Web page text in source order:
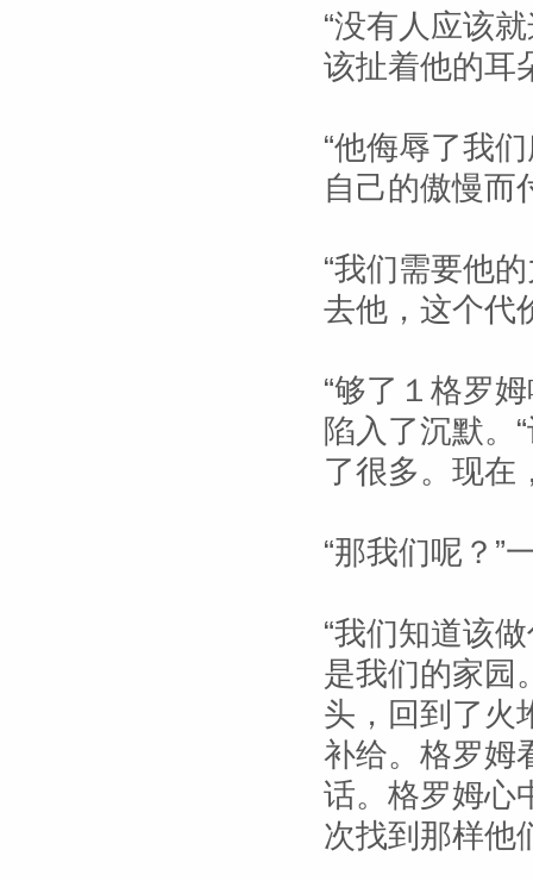
“没有人应该
该扯着他的耳
“他侮辱了我
自己的傲慢而
“我们需要他
去他，这个代
“够了１格罗
陷入了沉默。
了很多。现在
“那我们呢？”
“我们知道该
是我们的家园
头，回到了火
补给。格罗姆
话。格罗姆心
次找到那样他